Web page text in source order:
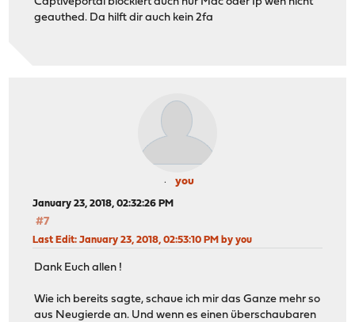
geauthed. Da hilft dir auch kein 2fa
you
January 23, 2018, 02:32:26 PM
#7
Last Edit: January 23, 2018, 02:53:10 PM by you
Dank Euch allen !
Wie ich bereits sagte, schaue ich mir das Ganze mehr so
aus Neugierde an. Und wenn es einen überschaubaren